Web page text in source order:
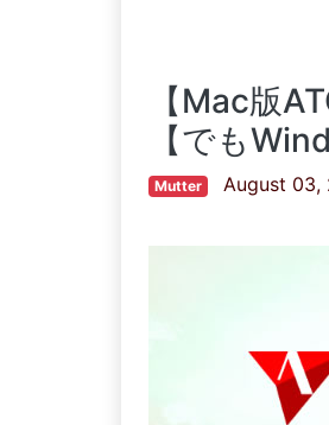
【Mac版
【でも
Mutter August 03,